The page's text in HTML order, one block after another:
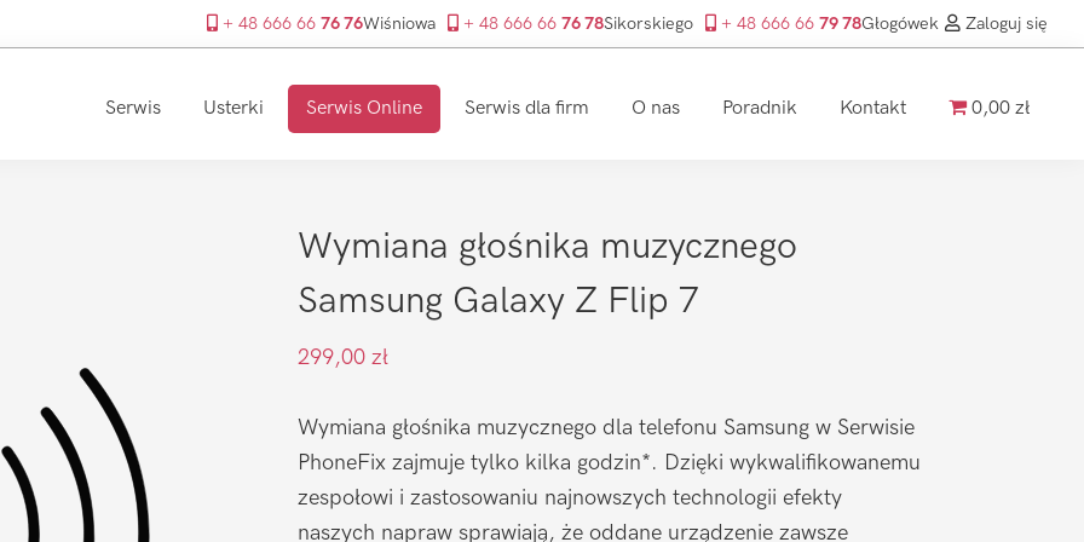
+ 48 666 66 76 76Wiśniowa + 48 666 66 76 78Sikorskiego + 48 666 66 79 78Głogówek Zaloguj się
Serwis Usterki Serwis Online Serwis dla firm O nas Poradnik Kontakt 0,00 zł
Wymiana głośnika muzycznego
Samsung Galaxy Z Flip 7
299,00 zł
Wymiana głośnika muzycznego dla telefonu Samsung w Serwisie
PhoneFix zajmuje tylko kilka godzin*. Dzięki wykwalifikowanemu
zespołowi i zastosowaniu najnowszych technologii efekty
naszych napraw sprawiają, że oddane urządzenie zawsze